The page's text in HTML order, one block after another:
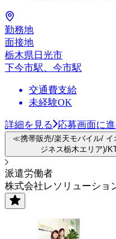
勤務地
面接地
栃木県日光市
下今市駅、今市駅
交通費支給
未経験OK
詳細を見る 応募画面に
≪携帯販売/楽天モバイル/
ジネス栃木エリア)/
派遣労働者
株式会社レソリューショ